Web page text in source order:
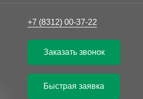
+7 (8312) 00-37-22
Заказать звонок
Быстрая заявка